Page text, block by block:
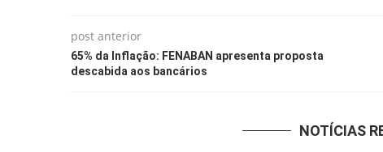
post anterior
65% da Inflação: FENABAN apresenta proposta
descabida aos bancários
NOTÍCIAS